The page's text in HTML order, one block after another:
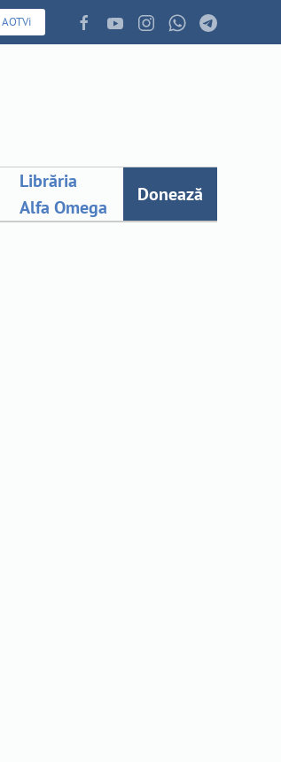
AOTVi
Librăria
Alfa Omega
Donează